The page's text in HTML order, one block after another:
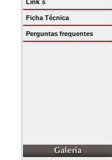
Link´s
Ficha Técnica
Perguntas frequentes